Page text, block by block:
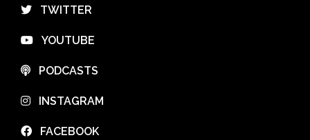
⠀TWITTER
⠀YOUTUBE
⠀PODCASTS
⠀INSTAGRAM
⠀FACEBOOK